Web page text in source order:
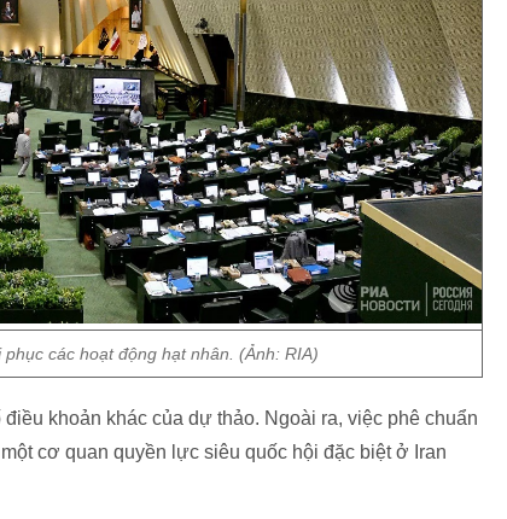
các hoạt động hạt nhân. (Ảnh: RIA)
khoản khác của dự thảo. Ngoài ra, việc phê chuẩn
cơ quan quyền lực siêu quốc hội đặc biệt ở Iran